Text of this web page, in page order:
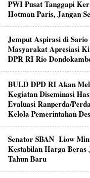
PWI Pusat Tanggapi
Hotman Paris, Jangan
Jemput Aspirasi di
Masyarakat Apresiasi
DPR RI Rio
BULD DPD RI Akan
Kegiatan Diseminasi
Evaluasi Ranperda/
Kelola Pemerintahan
Senator SBAN Liow
Kestabilan Harga Beras
Tahun Baru